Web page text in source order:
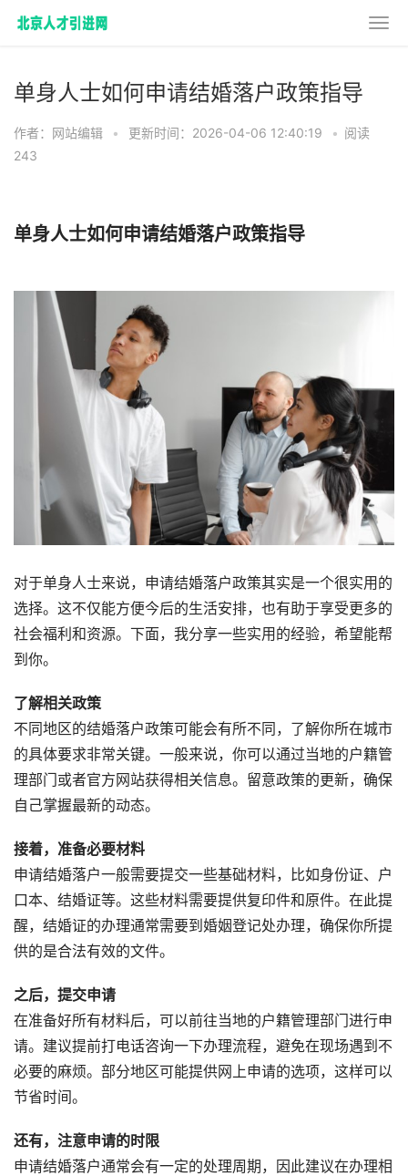
单身人士如何申请结婚落户政策指导
作者：网站编辑 • 更新时间：2026-04-06 12:40:19 • 阅读
243
单身人士如何申请结婚落户政策指导
对于单身人士来说，申请结婚落户政策其实是一个很实用的
选择。这不仅能方便今后的生活安排，也有助于享受更多的
社会福利和资源。下面，我分享一些实用的经验，希望能帮
到你。
了解相关政策
不同地区的结婚落户政策可能会有所不同，了解你所在城市
的具体要求非常关键。一般来说，你可以通过当地的户籍管
理部门或者官方网站获得相关信息。留意政策的更新，确保
自己掌握最新的动态。
接着，准备必要材料
申请结婚落户一般需要提交一些基础材料，比如身份证、户
口本、结婚证等。这些材料需要提供复印件和原件。在此提
醒，结婚证的办理通常需要到婚姻登记处办理，确保你所提
供的是合法有效的文件。
之后，提交申请
在准备好所有材料后，可以前往当地的户籍管理部门进行申
请。建议提前打电话咨询一下办理流程，避免在现场遇到不
必要的麻烦。部分地区可能提供网上申请的选项，这样可以
节省时间。
还有，注意申请的时限
申请结婚落户通常会有一定的处理周期，因此建议在办理相